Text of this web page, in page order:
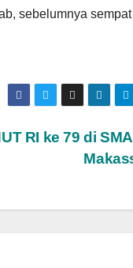
sebelumnya sempat
RI ke 79 di